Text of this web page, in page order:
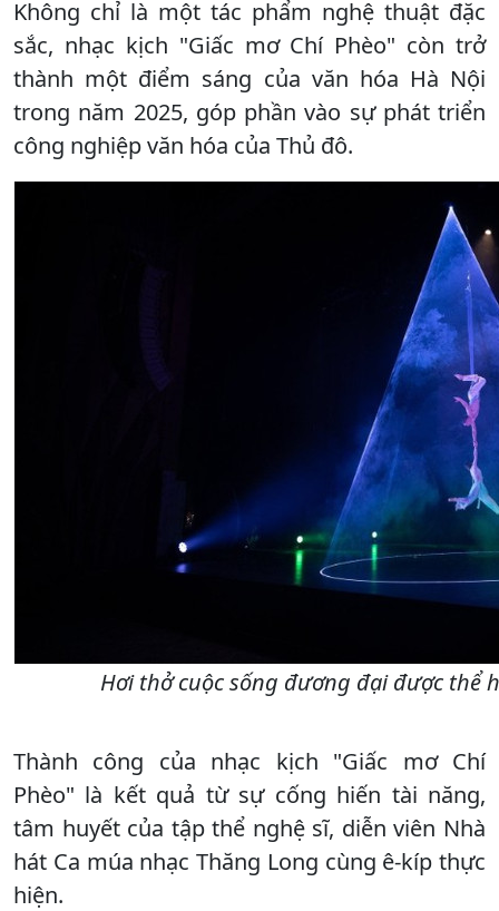
Không chỉ là một tác phẩm nghệ thuật đặc
sắc, nhạc kịch "Giấc mơ Chí Phèo" còn trở
thành một điểm sáng của văn hóa Hà Nội
trong năm 2025, góp phần vào sự phát triển
công nghiệp văn hóa của Thủ đô.
Hơi thở cuộc sống đương đại được thể
Thành công của nhạc kịch "Giấc mơ Chí
Phèo" là kết quả từ sự cống hiến tài năng,
tâm huyết của tập thể nghệ sĩ, diễn viên Nhà
hát Ca múa nhạc Thăng Long cùng ê-kíp thực
hiện.